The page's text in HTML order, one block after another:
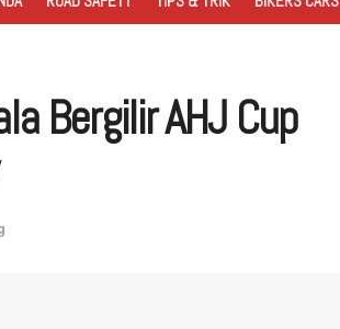
Bergilir AHJ Cup